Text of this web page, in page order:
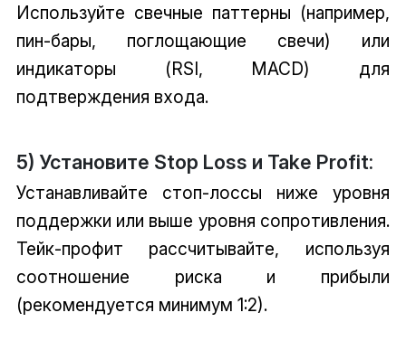
Используйте свечные паттерны (например,
пин-бары, поглощающие свечи) или
индикаторы (RSI, MACD) для
подтверждения входа.
5) Установите Stop Loss и Take Profit:
Устанавливайте стоп-лоссы ниже уровня
поддержки или выше уровня сопротивления.
Тейк-профит рассчитывайте, используя
соотношение риска и прибыли
(рекомендуется минимум 1:2).